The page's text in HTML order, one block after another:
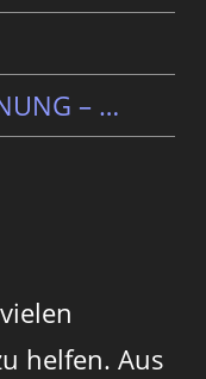
– …
helfen. Aus